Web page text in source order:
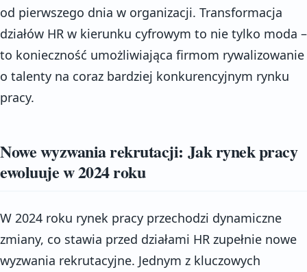
od pierwszego dnia w organizacji. Transformacja
działów HR w kierunku cyfrowym to nie tylko moda –
to konieczność umożliwiająca firmom rywalizowanie
o talenty na coraz bardziej konkurencyjnym rynku
pracy.
Nowe wyzwania rekrutacji: Jak rynek pracy
ewoluuje w 2024 roku
W 2024 roku rynek pracy przechodzi dynamiczne
zmiany, co stawia przed działami HR zupełnie nowe
wyzwania rekrutacyjne. Jednym z kluczowych